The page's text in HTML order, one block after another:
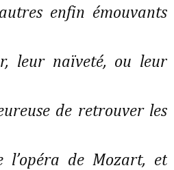
enfin émouvants
leur naïveté, ou leur
de retrouver les
l’opéra de Mozart, et